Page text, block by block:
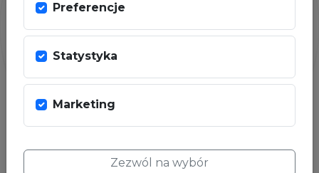
Preferencje
Statystyka
Marketing
Zezwól na wybór